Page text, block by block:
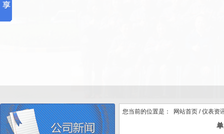
您当前的位置是： 网站首页 /仪表资